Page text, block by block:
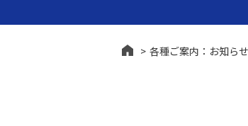
各種ご案内：お知らせ